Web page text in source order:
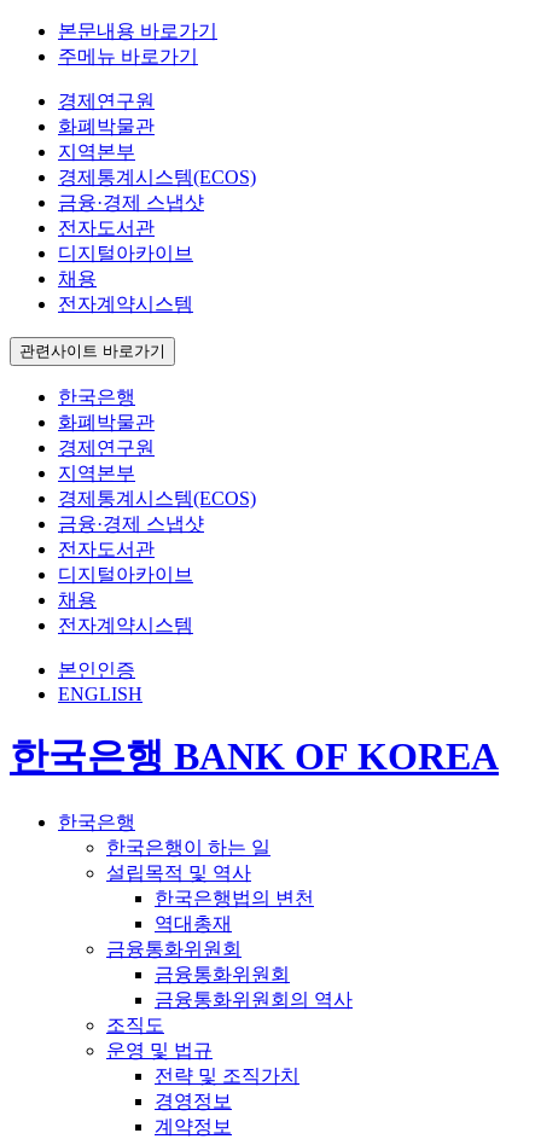
본문내용 바로가기
주메뉴 바로가기
경제연구원
화폐박물관
지역본부
경제통계시스템(ECOS)
금융·경제 스냅샷
전자도서관
디지털아카이브
채용
전자계약시스템
관련사이트 바로가기
한국은행
화폐박물관
경제연구원
지역본부
경제통계시스템(ECOS)
금융·경제 스냅샷
전자도서관
디지털아카이브
채용
전자계약시스템
본인인증
ENGLISH
한국은행 BANK OF KOREA
한국은행
한국은행이 하는 일
설립목적 및 역사
한국은행법의 변천
역대총재
금융통화위원회
금융통화위원회
금융통화위원회의 역사
조직도
운영 및 법규
전략 및 조직가치
경영정보
계약정보